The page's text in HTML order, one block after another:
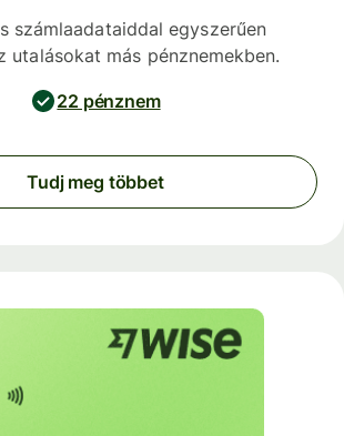
számlaadataiddal egyszerűen
utalásokat más pénznemekben.
22 pénznem
Tudj meg többet